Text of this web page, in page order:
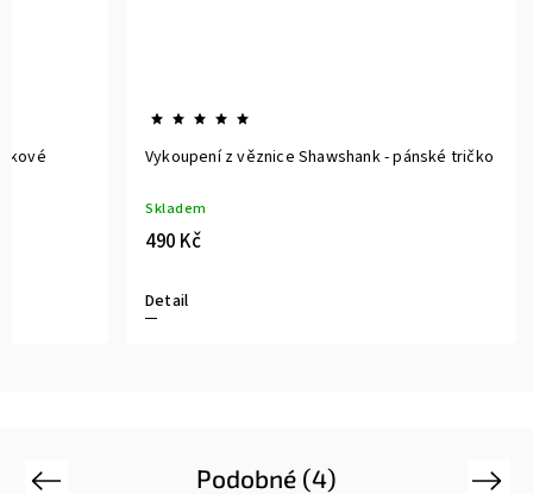
z věznice Shawshank - Dárkové Vykoupení z věznice
Podobné (4)
Previous Next